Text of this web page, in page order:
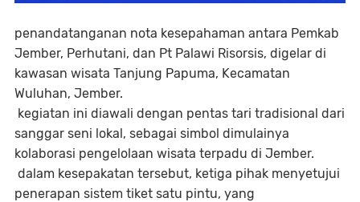
penandatanganan nota kesepahaman antara Pemkab
Jember, Perhutani, dan Pt Palawi Risorsis, digelar di
kawasan wisata Tanjung Papuma, Kecamatan
Wuluhan, Jember.
kegiatan ini diawali dengan pentas tari tradisional dari
sanggar seni lokal, sebagai simbol dimulainya
kolaborasi pengelolaan wisata terpadu di Jember.
dalam kesepakatan tersebut, ketiga pihak menyetujui
penerapan sistem tiket satu pintu, yang